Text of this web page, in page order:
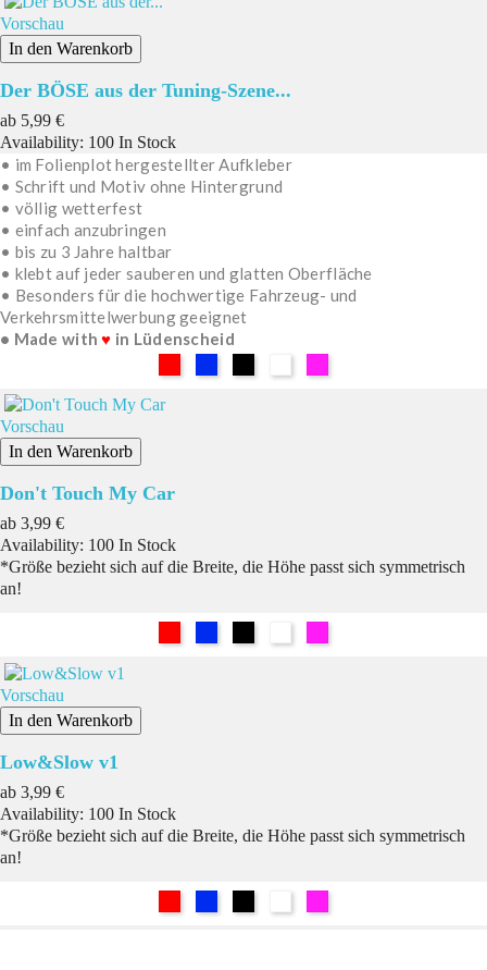
Vorschau
In den Warenkorb
Der BÖSE aus der Tuning-Szene...
ab Preis
5,99 €
Availability: 100 In Stock
• im Folienplot hergestellter Aufkleber
• Schrift und Motiv ohne Hintergrund
• völlig wetterfest
• einfach anzubringen
• bis zu 3 Jahre haltbar
• klebt auf jeder sauberen und glatten Oberfläche
• Besonders für die hochwertige Fahrzeug- und
Verkehrsmittelwerbung geeignet
• Made with♥ in Lüdenscheid
Vorschau
In den Warenkorb
Don't Touch My Car
ab Preis
3,99 €
Availability: 100 In Stock
*Größe bezieht sich auf die Breite, die Höhe passt sich symmetrisch
an!
Vorschau
In den Warenkorb
Low&Slow v1
ab Preis
3,99 €
Availability: 100 In Stock
*Größe bezieht sich auf die Breite, die Höhe passt sich symmetrisch
an!